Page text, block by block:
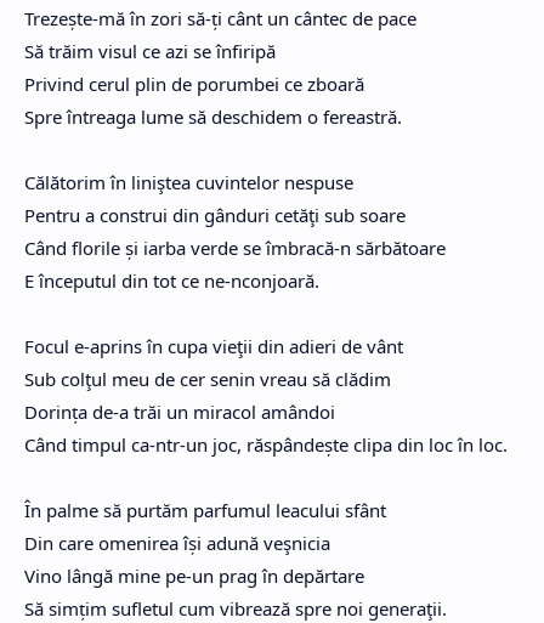
Trezește-mă în zori să-ți cânt un cântec de pace
Să trăim visul ce azi se înfiripă
Privind cerul plin de porumbei ce zboară
Spre întreaga lume să deschidem o fereastră.
Călătorim în liniştea cuvintelor nespuse
Pentru a construi din gânduri cetăţi sub soare
Când florile și iarba verde se îmbracă-n sărbătoare
E începutul din tot ce ne-nconjoară.
Focul e-aprins în cupa vieţii din adieri de vânt
Sub colţul meu de cer senin vreau să clădim
Dorința de-a trăi un miracol amândoi
Când timpul ca-ntr-un joc, răspândește clipa din loc în loc.
În palme să purtăm parfumul leacului sfânt
Din care omenirea își adună veşnicia
Vino lângă mine pe-un prag în depărtare
Să simțim sufletul cum vibrează spre noi generaţii.